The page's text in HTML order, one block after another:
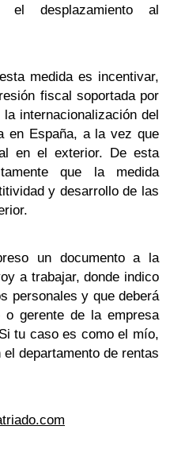
el desplazamiento al
medida es incentivar,
fiscal soportada por
internacionalización del
en España, a la vez que
en el exterior. De esta
que la medida
y desarrollo de las
un documento a la
a trabajar, donde indico
personales y que deberá
gerente de la empresa
tu caso es como el mío,
departamento de rentas